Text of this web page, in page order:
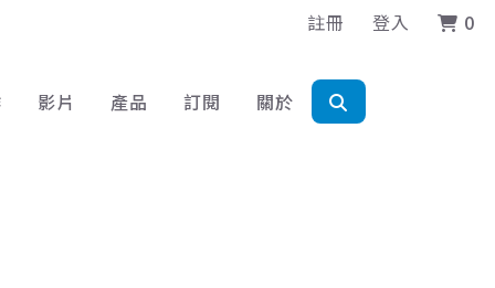
註冊 登入 0
影片 產品 訂閱 關於